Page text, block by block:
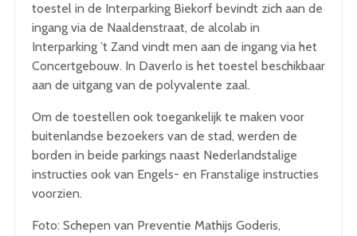
toestel in de Interparking Biekorf bevindt zich aan de
ingang via de Naaldenstraat, de alcolab in
Interparking ’t Zand vindt men aan de ingang via het
Concertgebouw. In Daverlo is het toestel beschikbaar
aan de uitgang van de polyvalente zaal.
Om de toestellen ook toegankelijk te maken voor
buitenlandse bezoekers van de stad, werden de
borden in beide parkings naast Nederlandstalige
instructies ook van Engels- en Franstalige instructies
voorzien.
Foto: Schepen van Preventie Mathijs Goderis,